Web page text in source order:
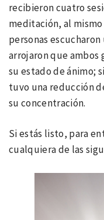
recibieron cuatro
meditación, al
personas
arrojaron que ambos
su estado de ánimo;
tuvo una reducción
su concentración.
Si estás listo, para
cualquiera de las